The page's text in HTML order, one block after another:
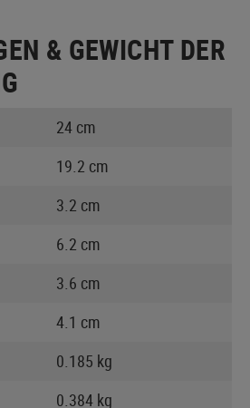
& GEWICHT DER
24 cm
19.2 cm
3.2 cm
6.2 cm
3.6 cm
4.1 cm
0.185 kg
0.384 kg